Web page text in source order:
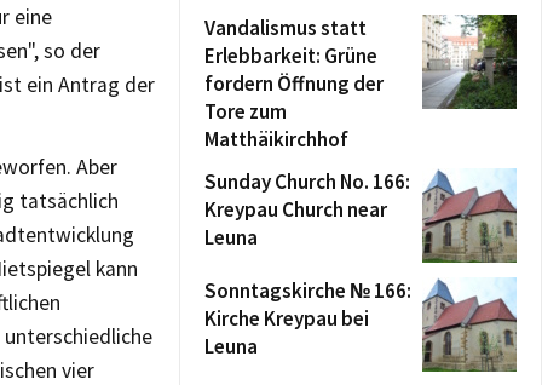
eine
so der
ein Antrag der
Aber
tatsächlich
kann
unterschiedliche
vier
Vandalismus statt
Erlebbarkeit: Grüne
fordern Öffnung der
Tore zum
Matthäikirchhof
Sunday Church No. 166:
Kreypau Church near
Leuna
Sonntagskirche № 166:
Kirche Kreypau bei
Leuna